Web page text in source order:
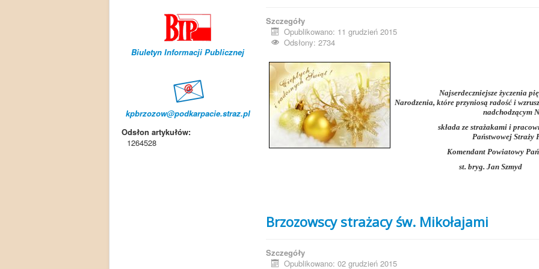
Biuletyn Informacji Publicznej
kpbrzozow@podkarpacie.straz.pl
Odsłon artykułów:
1264528
Szczegóły
Opublikowano: 11 grudzień 2015
Odsłony: 2734
Najserdeczniejsze życzenia
Narodzenia, które przyniosą radość i
nadchodzącym
składa ze strażakami i
Państwowej Straży
Komendant Powiatowy
st. bryg. Jan Szmyd
Brzozowscy strażacy św. Mikołajami
Szczegóły
Opublikowano: 02 grudzień 2015